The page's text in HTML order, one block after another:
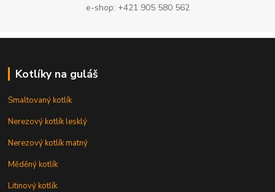
e-shop: +421 905 580 562
Kotlíky na guláš
Smaltovaný kotlík
Nerezový kotlík lesklý
Nerezový kotlík matný
Měděný kotlík
Litinový kotlík